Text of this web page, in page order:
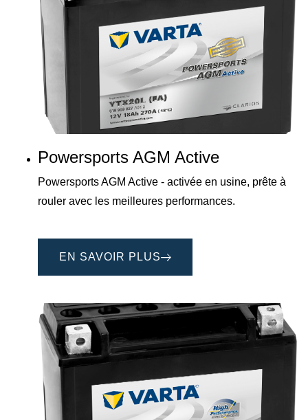
Powersports AGM Active
Powersports AGM Active - activée en usine, prête à
rouler avec les meilleures performances.
EN SAVOIR PLUS